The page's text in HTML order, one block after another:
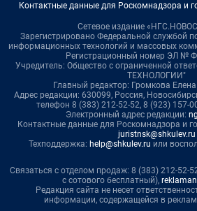
Контактные данные для Роскомнадзора и
Сетевое издание
Зарегистрировано Федеральной службой
информационных технологий и массовых
Регистрационный номер ЭЛ №
Учредитель: Общество с ограниченной
ТЕХНОЛОГИИ"
Главный редактор: Громкова
Адрес редакции: 630099, Россия,
телефон 8 (383) 212-52-52, 8 (923) 157-
Электронный адрес редакции:
Контактные данные для Роскомнадзора и
juristnsk@shkulev.ru
Техподдержка: help@shkulev.ru или
Связаться с отделом продаж: 8 (383) 212-52-
с сотового бесплатный),
Редакция сайта не несет
информации, содержащейся в